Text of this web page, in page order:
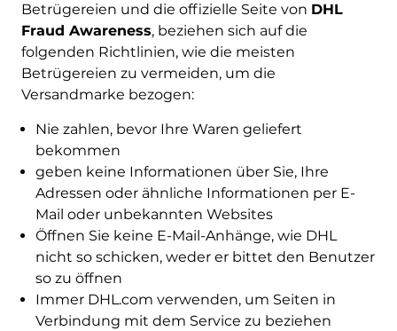
Betrügereien und die offizielle Seite von DHL
Fraud Awareness, beziehen sich auf die
folgenden Richtlinien, wie die meisten
Betrügereien zu vermeiden, um die
Versandmarke bezogen:
Nie zahlen, bevor Ihre Waren geliefert
bekommen
geben keine Informationen über Sie, Ihre
Adressen oder ähnliche Informationen per E-
Mail oder unbekannten Websites
Öffnen Sie keine E-Mail-Anhänge, wie DHL
nicht so schicken, weder er bittet den Benutzer
so zu öffnen
Immer DHL.com verwenden, um Seiten in
Verbindung mit dem Service zu beziehen